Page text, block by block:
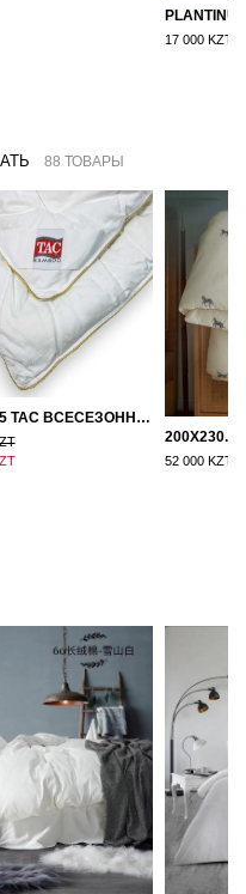
17 000 KZT
88 ТОВАРЫ
155Х215 TAC ВСЕСЕЗОННОЕ ХЛОПКОВОЕ ОДЕЯЛО ИЗ БАМБУКОВОГО ВОЛОКНА
52 000 KZT